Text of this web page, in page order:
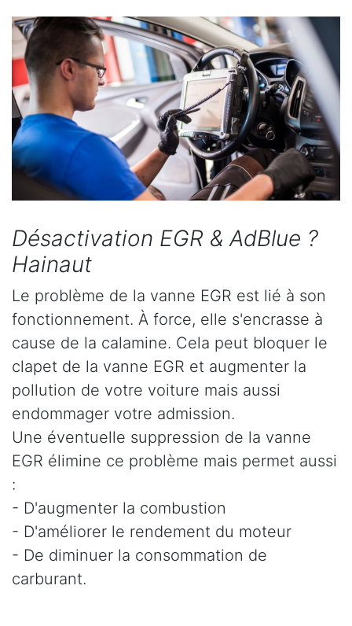
Désactivation EGR & AdBlue ?
Hainaut
Le problème de la vanne EGR est lié à son
fonctionnement. À force, elle s'encrasse à
cause de la calamine. Cela peut bloquer le
clapet de la vanne EGR et augmenter la
pollution de votre voiture mais aussi
endommager votre admission.
Une éventuelle suppression de la vanne
EGR élimine ce problème mais permet aussi
:
- D'augmenter la combustion
- D'améliorer le rendement du moteur
- De diminuer la consommation de
carburant.